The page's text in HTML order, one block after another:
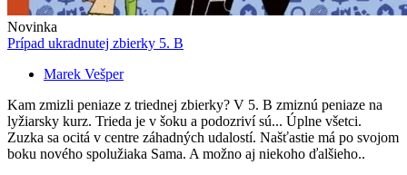
Novinka
Prípad ukradnutej zbierky 5. B
Marek Vešper
Kam zmizli peniaze z triednej zbierky? V 5. B zmiznú peniaze na
lyžiarsky kurz. Trieda je v šoku a podozriví sú... Úplne všetci.
Zuzka sa ocitá v centre záhadných udalostí. Našťastie má po svojom
boku nového spolužiaka Sama. A možno aj niekoho ďalšieho..